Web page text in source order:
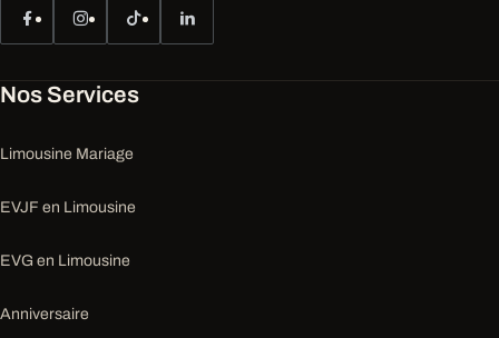
Nos Services
Limousine Mariage
EVJF en Limousine
EVG en Limousine
Anniversaire